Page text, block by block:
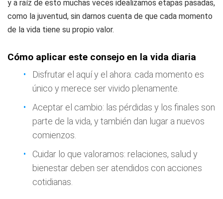
y a raíz de esto muchas veces idealizamos etapas pasadas,
como la juventud, sin darnos cuenta de que cada momento
de la vida tiene su propio valor.
Cómo aplicar este consejo en la vida diaria
Disfrutar el aquí y el ahora: cada momento es
único y merece ser vivido plenamente.
Aceptar el cambio: las pérdidas y los finales son
parte de la vida, y también dan lugar a nuevos
comienzos.
Cuidar lo que valoramos: relaciones, salud y
bienestar deben ser atendidos con acciones
cotidianas.